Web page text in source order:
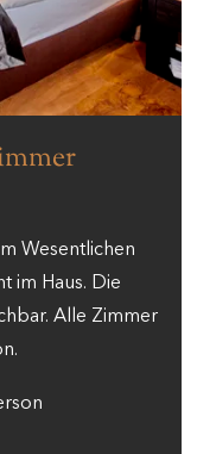
Wesentlichen
im Haus. Die
Alle Zimmer